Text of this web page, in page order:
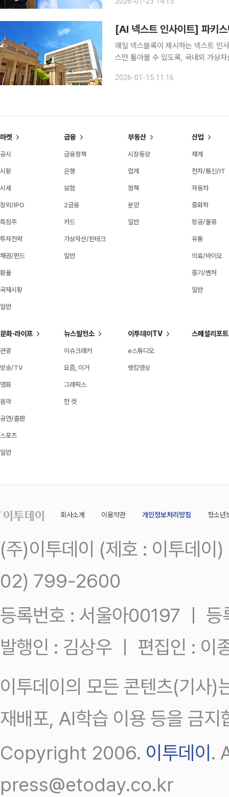
규정과 TFEX 선물 거래 허용을 주요
매일 넥스블록이 제시하는 넥스트
스만 톺아볼 수 있도록, 국내외 가상
WLFI(World Liberty Financial)와
2026-01-15 11:16
마켓
공시
시황
시세
장외/IPO
특징주
투자전략
채권/펀드
환율
국제시황
일반
금융
금융정책
은행
보험
2금융
카드
가상자산/핀테크
일반
부동산
시장동향
업계
정책
분양
일반
산업
재계
전자/통신/IT
자동차
중화학
항공/물류
유통
의료/바이오
중기/벤처
일반
문화·라이프
관광
방송/TV
영화
음악
공연/출판
스포츠
일반
뉴스발전소
이슈크래커
요즘, 이거
그래픽스
한 컷
이투데이TV
e스튜디오
랭킹영상
스페셜리포트
회사소개 이용약관 개인정보처리방침 청소년
(주)이투데이 (제호 : 이투데
02) 799-2600
등록번호 : 서울아00197 ㅣ
발행인 : 김상우 ㅣ 편집인 : 이
이투데이의 모든 콘텐츠(기사)
재배포, AI학습 이용 등을 금지
Copyright 2006. 이투데이 .
press@etoday.co.kr